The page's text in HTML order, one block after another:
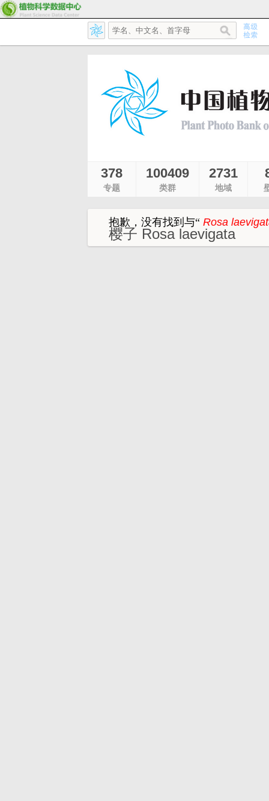
378
专题
100409
类群
2731
地域
抱歉，没有找到与“Rosa
樱子 Rosa laevigata